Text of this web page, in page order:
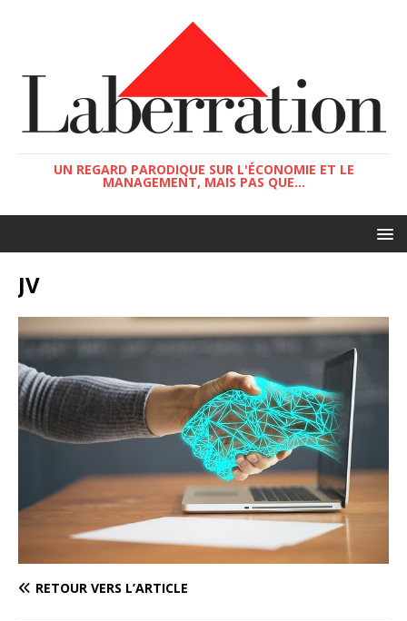
UN REGARD PARODIQUE SUR L'ÉCONOMIE ET LE
MANAGEMENT, MAIS PAS QUE...
JV
RETOUR VERS L’ARTICLE